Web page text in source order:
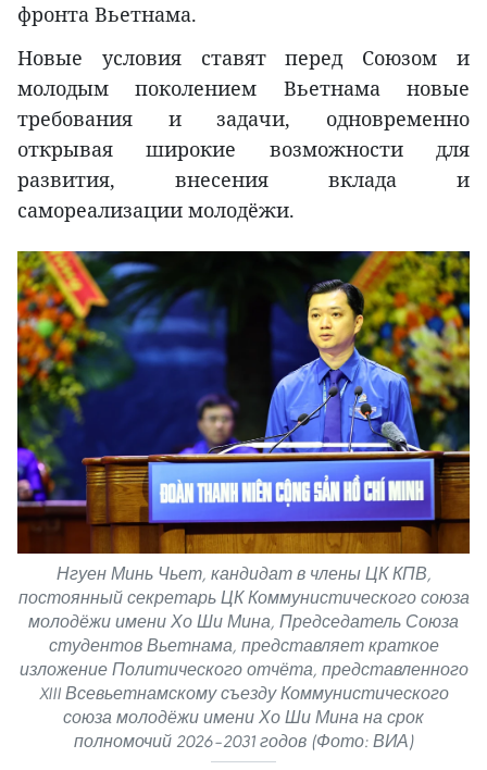
фронта Вьетнама.
Новые условия ставят перед Союзом и
молодым поколением Вьетнама новые
требования и задачи, одновременно
открывая широкие возможности для
развития, внесения вклада и
самореализации молодёжи.
Нгуен Минь Чьет, кандидат в члены ЦК КПВ,
постоянный секретарь ЦК Коммунистического союза
молодёжи имени Хо Ши Мина, Председатель Союза
студентов Вьетнама, представляет краткое
изложение Политического отчёта, представленного
XIII Всевьетнамскому съезду Коммунистического
союза молодёжи имени Хо Ши Мина на срок
полномочий 2026–2031 годов (Фото: ВИА)